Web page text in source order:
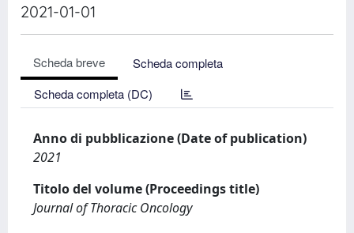
2021-01-01
Scheda breve
Scheda completa
Scheda completa (DC)
Anno di pubblicazione (Date of publication)
2021
Titolo del volume (Proceedings title)
Journal of Thoracic Oncology